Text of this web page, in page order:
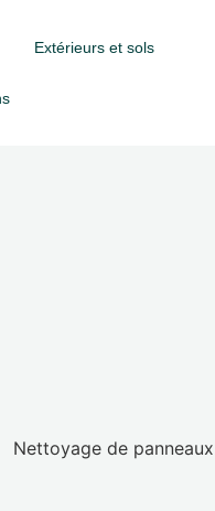
Extérieurs et sols